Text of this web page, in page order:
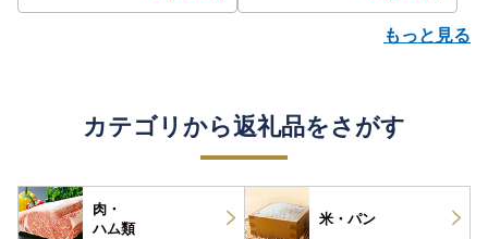
もっと見る
カテゴリから返礼品をさがす
肉・
ハム類
米・パン